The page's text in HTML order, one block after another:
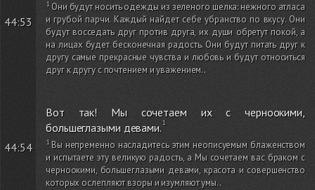
44:53
Они будут носить одежды из зеленого шелка: нежного атласа
и грубой парчи. Каждый найдет себе убранство по вкусу. Они
будут восседать друг против друга, их души обретут покой, а
на лицах будет бесконечная радость. Они будут питать друг к
другу самые прекрасные чувства и любовь и будут относиться
друг к другу с почтением и уважением..
44:54
Вот так! Мы сочетаем их с черноокими,
большеглазыми девами.
Вы непременно насладитесь этим неописуемым блаженством
и испытаете эту великую радость, а Мы сочетаем вас браком с
черноокими, большеглазыми девами, красота и совершенство
которых ослепляют взоры и изумляют умы..